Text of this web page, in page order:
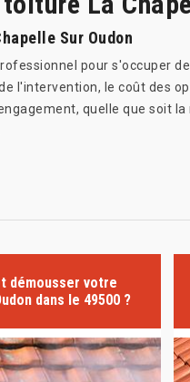
Sur Oudon
pour s'occuper
l'intervention, le coût des
quelle que soit
démousser votre
dans le 49500 ?